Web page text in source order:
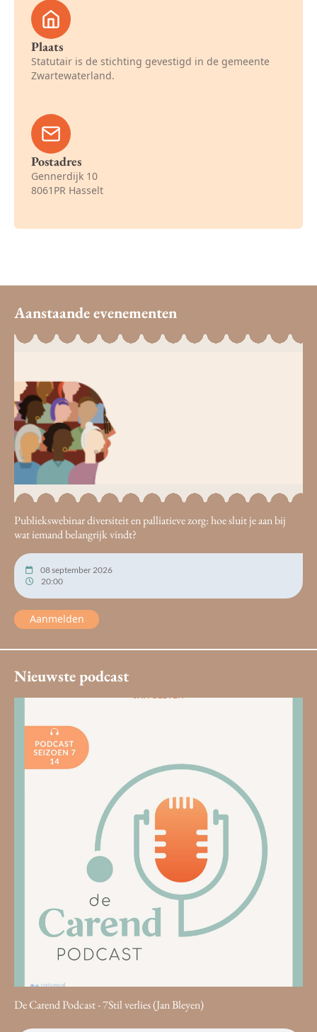
Plaats
Statutair is de stichting gevestigd in de gemeente
Zwartewaterland.
Postadres
Gennerdijk 10
8061PR Hasselt
Aanstaande evenementen
Publiekswebinar diversiteit en palliatieve zorg: hoe sluit je aan bij
wat iemand belangrijk vindt?
08 september 2026
20:00
Aanmelden
Nieuwste podcast
De Carend Podcast - 7Stil verlies (Jan Bleyen)